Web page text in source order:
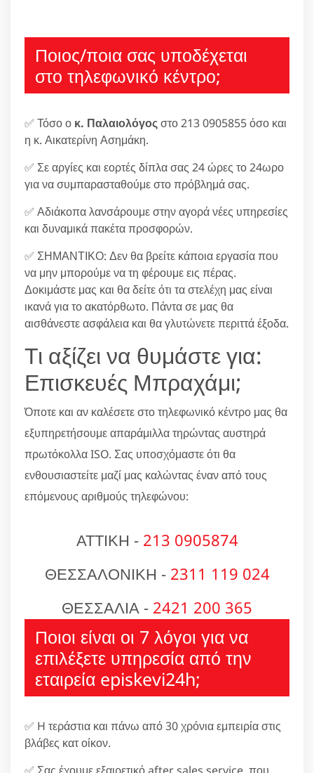
Ποιος/ποια σας υποδέχεται
στο τηλεφωνικό κέντρο;
✅ Τόσο ο κ. Παλαιολόγοςστο 213 0905855 όσο και
η κ. Αικατερίνη Ασημάκη.
✅ Σε αργίες και εορτές δίπλα σας 24 ώρες το 24ωρο
για να συμπαρασταθούμε στο πρόβλημά σας.
✅ Αδιάκοπα λανσάρουμε στην αγορά νέες υπηρεσίες
και δυναμικά πακέτα προσφορών.
✅ ΣΗΜΑΝΤΙΚΟ: Δεν θα βρείτε κάποια εργασία που
να μην μπορούμε να τη φέρουμε εις πέρας.
Δοκιμάστε μας και θα δείτε ότι τα στελέχη μας είναι
ικανά για το ακατόρθωτο. Πάντα σε μας θα
αισθάνεστε ασφάλεια και θα γλυτώνετε περιττά έξοδα.
Τι αξίζει να θυμάστε για:
Επισκευές Μπραχάμι;
Όποτε και αν καλέσετε στο τηλεφωνικό κέντρο μας θα
εξυπηρετήσουμε απαράμιλλα τηρώντας αυστηρά
πρωτόκολλα ISO. Σας υποσχόμαστε ότι θα
ενθουσιαστείτε μαζί μας καλώντας έναν από τους
επόμενους αριθμούς τηλεφώνου:
ΑΤΤΙΚΗ - 213 0905874
ΘΕΣΣΑΛΟΝΙΚΗ - 2311 119 024
ΘΕΣΣΑΛΙΑ - 2421 200 365
Ποιοι είναι οι 7 λόγοι για να
επιλέξετε υπηρεσία από την
εταιρεία episkevi24h;
✅ H τεράστια και πάνω από 30 χρόνια εμπειρία στις
βλάβες κατ οίκον.